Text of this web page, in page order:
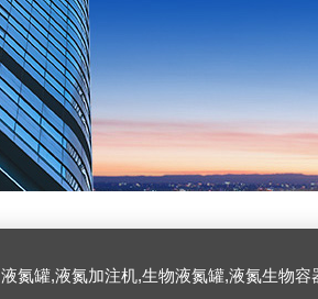
液氮罐,液氮加注机,生物液氮罐,液氮生物容器,